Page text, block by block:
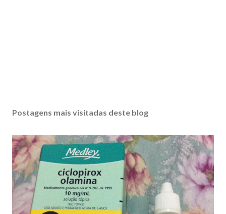
Postagens mais visitadas deste blog